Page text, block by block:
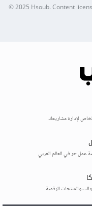
© 2025 Hsoub.Content